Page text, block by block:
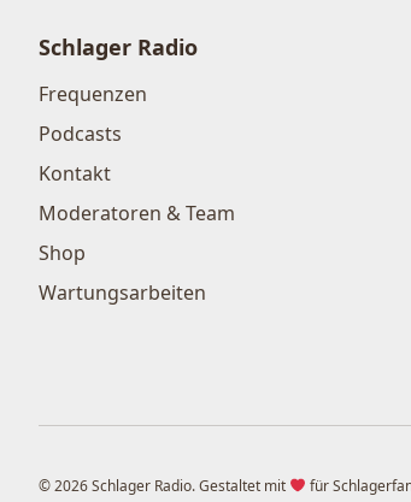
Schlager Radio
Frequenzen
Podcasts
Kontakt
Moderatoren & Team
Shop
Wartungsarbeiten
© 2026 Schlager Radio. Gestaltet mit für